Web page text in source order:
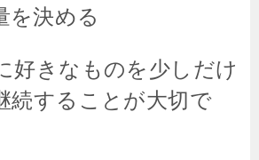
を決める
好きなものを少しだけ
続することが大切で